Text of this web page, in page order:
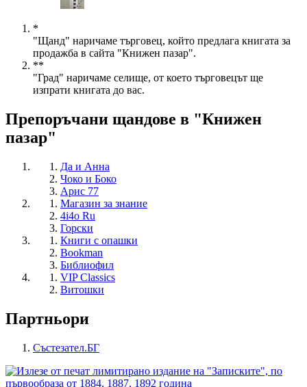
*
"Щанд" наричаме търговец, който предлага книгата за
продажба в сайта "Книжен пазар".
**
"Град" наричаме селище, от което търговецът ще
изпрати книгата до вас.
Препоръчани щандове в "Книжен
пазар"
Да и Анна
Чоко и Боко
Арис 77
Магазин за знание
4i4o Ru
Горски
Книги с опашки
Bookman
Библиофил
VIP Classics
Витошки
Партньори
Състезател.БГ